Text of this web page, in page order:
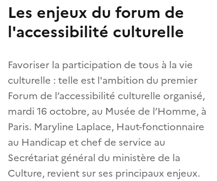
Les enjeux du forum de
l'accessibilité culturelle
Favoriser la participation de tous à la vie
culturelle : telle est l'ambition du premier
Forum de l’accessibilité culturelle organisé,
mardi 16 octobre, au Musée de l’Homme, à
Paris. Maryline Laplace, Haut-fonctionnaire
au Handicap et chef de service au
Secrétariat général du ministère de la
Culture, revient sur ses principaux enjeux.